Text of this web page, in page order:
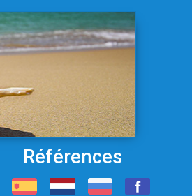
Références